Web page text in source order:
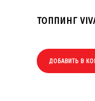
ТОППИНГ
ДОБАВИТЬ В